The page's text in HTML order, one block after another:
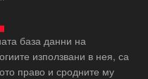
база данни на
използвани в нея, са
право и сродните му